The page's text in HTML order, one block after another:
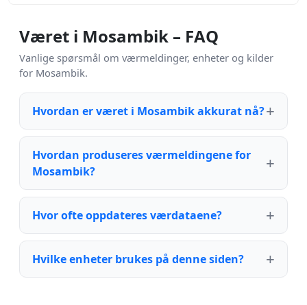
Været i Mosambik – FAQ
Vanlige spørsmål om værmeldinger, enheter og kilder
for Mosambik.
Hvordan er været i Mosambik akkurat nå?
Hvordan produseres værmeldingene for
Mosambik?
Hvor ofte oppdateres værdataene?
Hvilke enheter brukes på denne siden?